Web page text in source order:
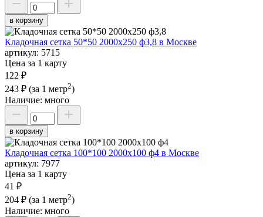
в корзину
Кладочная сетка 50*50 2000х250 ф3,8 в Москве
артикул: 5715
Цена за 1 карту
122 ₽
243 ₽ (за 1 метр2)
Наличие: много
в корзину
Кладочная сетка 100*100 2000х100 ф4 в Москве
артикул: 7977
Цена за 1 карту
41 ₽
204 ₽ (за 1 метр2)
Наличие: много